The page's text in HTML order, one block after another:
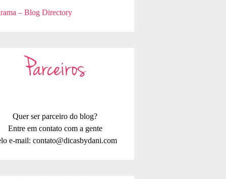
– Blog Directory
Parceiros
Quer ser parceiro do blog?
Entre em contato com a gente
e-mail: contato@dicasbydani.com